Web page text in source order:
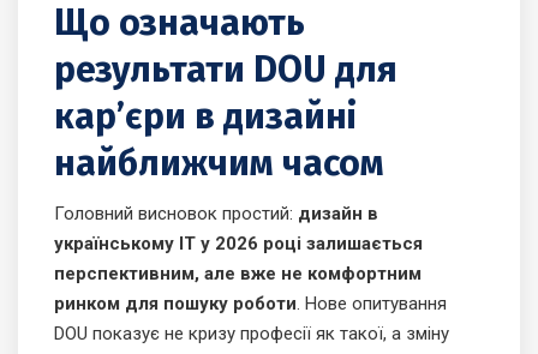
Що означають
результати DOU для
кар’єри в дизайні
найближчим часом
Головний висновок простий: дизайн в
українському ІТ у 2026 році залишається
перспективним, але вже не комфортним
ринком для пошуку роботи. Нове опитування
DOU показує не кризу професії як такої, а зміну